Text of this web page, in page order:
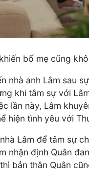
bố mẹ cũng
nhà anh Lâm sau
khi tâm sự với
lần này, Lâm
hiện tình yêu với
Lâm để tâm sự
nhận định Quân
bản thân Quân